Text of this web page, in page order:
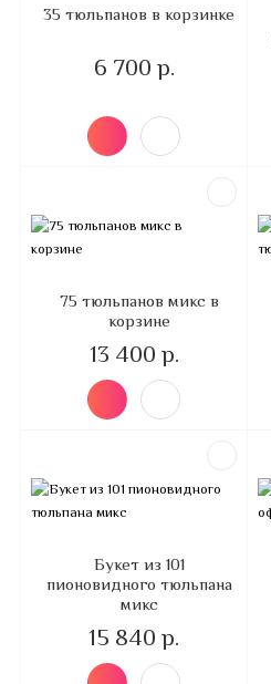
35 тюльпанов в корзинке
6 700 р.
75 тюльпанов микс в
корзине
13 400 р.
Букет из 101
пионовидного тюльпана
микс
15 840 р.